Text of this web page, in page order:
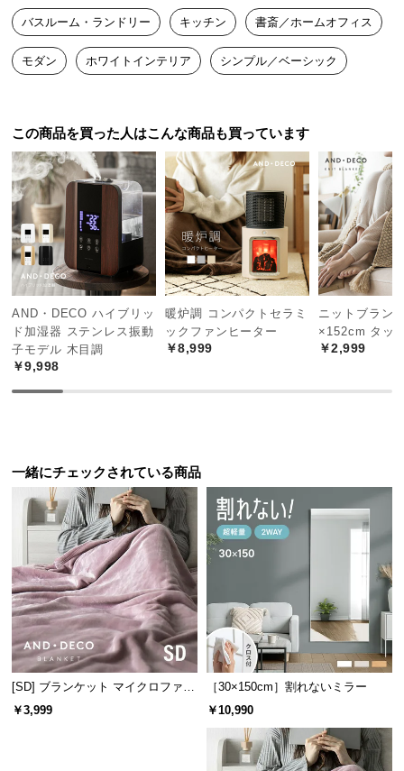
ョ
ピ
ガ
ド
お
支
払
い
つ
い
て
配
つ
い
て
大
型
商
品
の
配
送
に
バスルーム・ランドリー キッチン 書斎／ホームオフィス
モダン ホワイトインテリア シンプル／ベーシック
この商品を買った人はこんな商品も買っています
AND・DECO ハイブリッ
ド加湿器 ステンレス振動
子モデル 木目調
￥9,998
暖炉調 コンパクトセラミ
ックファンヒーター
￥8,999
ニットブラン
×152cm タッ
￥2,999
一緒にチェックされている商品
[SD] ブランケット マイクロファイ
バー
￥3,999
［30×150cm］割れないミラー
￥10,990